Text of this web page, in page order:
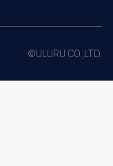
©ULURU CO.,LTD.